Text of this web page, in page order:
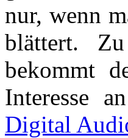
nur, wenn
blättert.
bekommt
Interesse
Digital